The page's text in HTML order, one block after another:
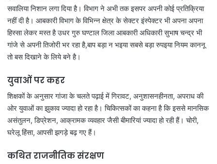
सवालिया निशान लगा दिया है। विभाग ने अभी तक इसपर अपनी कोई प्रतिक्रिया
नहीं दी है। आबकारी विभाग के विभिन्न क्षेत्र के सेक्टर इंस्पेक्टर भी अपना अपना
हिस्सा लेकर मस्त है उधर गुरु घण्टाल जिला आबकारी अधिकारी सुभाष चन्द्र भी
गांजे से अपनी तिजोरी भर रहा है,बाप बड़ा न भइया सबसे बड़ा रुपइया नियम काननू
तो बस दिखाने के लिये बने है।
युवाओं पर कहर
शिक्षकों के अनुसार गांजा के चलते पढ़ाई में गिरावट, अनुशासनहीनता, अपराध की
ओर युवाओं का झुकाव ज्यादा हो रहा है। चिकित्सकों का कहना है कि इससे मानसिक
असंतुलन, डिप्रेशन, आक्रामक व्यवहार जैसी बीमारियां ज्यादा हो रही हैं। चोरी,
घरेलू हिंसा, आपसी झगड़े बढ़ गए हैं।
कथित राजनीतिक संरक्षण